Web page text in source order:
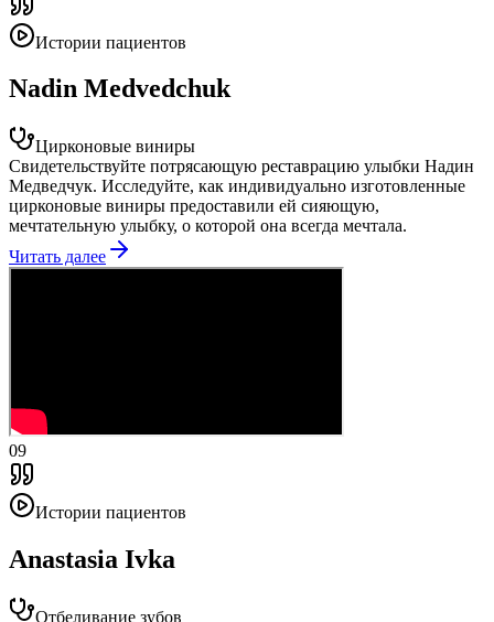
Истории пациентов
Nadin Medvedchuk
Цирконовые виниры
Свидетельствуйте потрясающую реставрацию улыбки Надин
Медведчук. Исследуйте, как индивидуально изготовленные
цирконовые виниры предоставили ей сияющую,
мечтательную улыбку, о которой она всегда мечтала.
Читать далее
09
Истории пациентов
Anastasia Ivka
Отбеливание зубов